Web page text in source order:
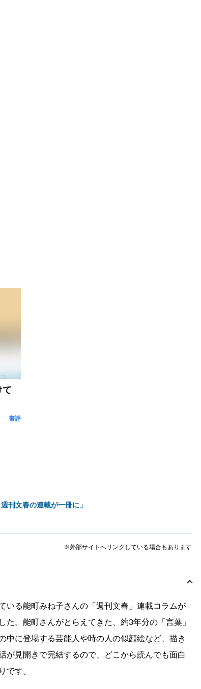
て
書評
刊文春の連載が一冊に」
※外部サイトへリンクしている場合もあります
いる能町みね子さんの「週刊文春」連載コラムが
た。能町さんがとらえてきた、約3年分の「言葉」
中に登場する芸能人や時の人の似顔絵など、描き
が見開きで完結するので、どこから読んでも面白
です。